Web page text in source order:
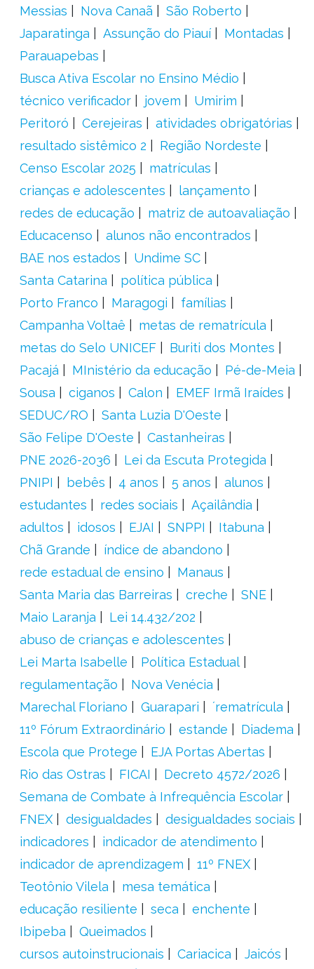
Messias Nova Canaã
São Roberto
Japaratinga
Assunção do Piauí
Montadas
Parauapebas
Busca Ativa Escolar no Ensino Médio
técnico verificador
jovem
Umirim
Peritoró
Cerejeiras
atividades obrigatórias
resultado sistêmico 2
Região Nordeste
Censo Escolar 2025
matrículas
crianças e adolescentes
lançamento
redes de educação
matriz de autoavaliação
Educacenso
alunos não encontrados
BAE nos estados
Undime SC
Santa Catarina
política pública
Porto Franco
Maragogi
famílias
Campanha Voltaê
metas de rematrícula
metas do Selo UNICEF
Buriti dos Montes
Pacajá
MInistério da educação
Pé-de-Meia
Sousa
ciganos Calon
EMEF Irmã Iraídes
SEDUC/RO
Santa Luzia D'Oeste
São Felipe D'Oeste
Castanheiras
PNE 2026-2036
Lei da Escuta Protegida
PNIPI
bebês 4 anos 5 anos
alunos
estudantes
redes sociais
Açailândia
adultos
idosos EJAI SNPPI
Itabuna
Chã Grande
índice de abandono
rede estadual de ensino
Manaus
Santa Maria das Barreiras
creche
SNE
Maio Laranja
Lei 14.432/202
abuso de crianças e adolescentes
Lei Marta Isabelle
Política Estadual
regulamentação
Nova Venécia
Marechal Floriano
Guarapari
´rematrícula
11º Fórum Extraordinário
estande
Diadema
Escola que Protege
EJA Portas Abertas
Rio das Ostras
FICAI
Decreto 4572/2026
Semana de Combate à Infrequência Escolar
FNEX
desigualdades
desigualdades sociais
indicadores
indicador de atendimento
indicador de aprendizagem
11º FNEX
Teotônio Vilela
mesa temática
educação resiliente
seca
enchente
Ibipeba
Queimados
cursos autoinstrucionais
Cariacica
Jaicós